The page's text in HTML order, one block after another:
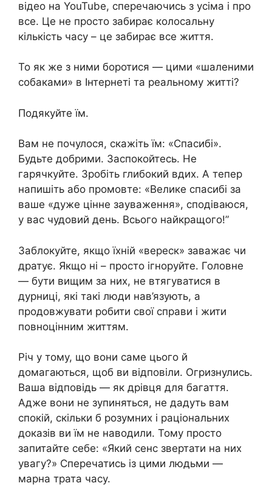
відео на YouTube, сперечаючись з усіма і про
все. Це не просто забирає колосальну
кількість часу – це забирає все життя.
То як же з ними боротися — цими «шаленими
собаками» в Інтернеті та реальному житті?
Подякуйте їм.
Вам не почулося, скажіть їм: «Спасибі».
Будьте добрими. Заспокойтесь. Не
гарячкуйте. Зробіть глибокий вдих. А тепер
напишіть або промовте: «Велике спасибі за
ваше «дуже цінне зауваження», сподіваюся,
у вас чудовий день. Всього найкращого!”
Заблокуйте, якщо їхній «вереск» заважає чи
дратує. Якщо ні – просто ігноруйте. Головне
— бути вищим за них, не втягуватися в
дурниці, які такі люди нав’язують, а
продовжувати робити свої справи і жити
повноцінним життям.
Річ у тому, що вони саме цього й
домагаються, щоб ви відповіли. Огризнулись.
Ваша відповідь — як дрівця для багаття.
Адже вони не зупиняться, не дадуть вам
спокій, скільки б розумних і раціональних
доказів ви їм не наводили. Тому просто
запитайте себе: «Який сенс звертати на них
увагу?» Сперечатись із цими людьми —
марна трата часу.